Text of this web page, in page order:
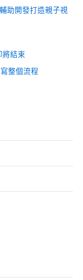
助開發打造親子視
將結束
整個流程